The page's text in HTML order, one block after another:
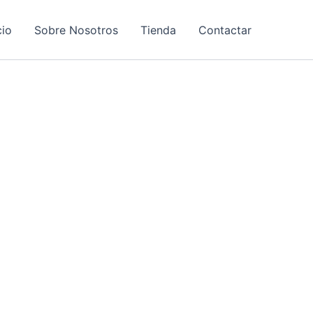
Sobre Nosotros Tienda Contactar